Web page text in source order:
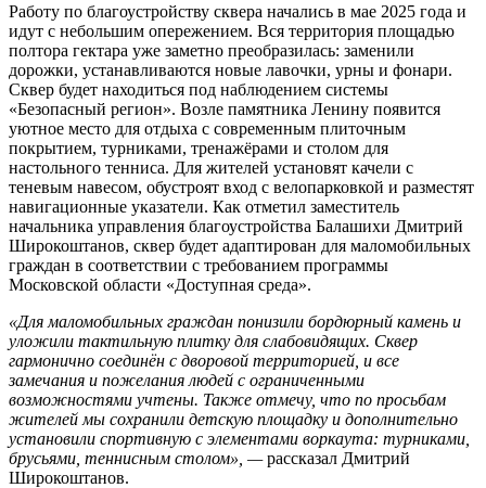
Работу по благоустройству сквера начались в мае 2025 года и
идут с небольшим опережением. Вся территория площадью
полтора гектара уже заметно преобразилась: заменили
дорожки, устанавливаются новые лавочки, урны и фонари.
Сквер будет находиться под наблюдением системы
«Безопасный регион». Возле памятника Ленину появится
уютное место для отдыха с современным плиточным
покрытием, турниками, тренажёрами и столом для
настольного тенниса. Для жителей установят качели с
теневым навесом, обустроят вход с велопарковкой и разместят
навигационные указатели. Как отметил заместитель
начальника управления благоустройства Балашихи Дмитрий
Широкоштанов, сквер будет адаптирован для маломобильных
граждан в соответствии с требованием программы
Московской области «Доступная среда».
«Для маломобильных граждан понизили бордюрный камень и
уложили тактильную плитку для слабовидящих. Сквер
гармонично соединён с дворовой территорией, и все
замечания и пожелания людей с ограниченными
возможностями учтены. Также отмечу, что по просьбам
жителей мы сохранили детскую площадку и дополнительно
установили спортивную с элементами воркаута: турниками,
брусьями, теннисным столом», —рассказал Дмитрий
Широкоштанов.